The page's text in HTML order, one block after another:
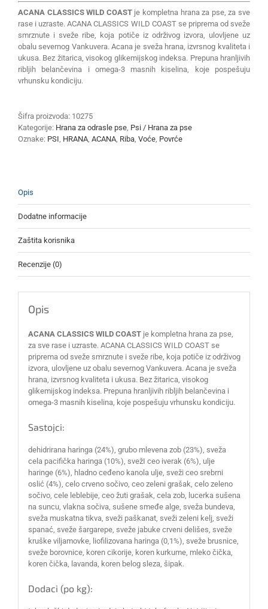
ACANA CLASSICS WILD COASTje kompletna hrana za pse, za sve
rase i uzraste. ACANA CLASSICS WILD COAST se priprema od sveže
smrznute i sveže ribe, koja potiče iz održivog izvora, ulovljene uz
obalu severnog Vankuvera. Acana je sveža hrana, izvrsnog kvaliteta i
ukusa. Bez žitarica, visokog glikemijskog indeksa. Prepuna hranljivih
ribljih belančevina i omega-3 masnih kiselina, koje pospešuju
vrhunsku kondiciju.
Šifra proizvoda: 10275
Kategorije: Hrana za odrasle pse Psi / Hrana za pse
Oznake: PSI HRANA ACANA Riba Voće Povrće
Opis
Dodatne informacije
Zaštita korisnika
Recenzije (0)
Opis
ACANA CLASSICS WILD COASTje kompletna hrana za pse,
za sve rase i uzraste. ACANA CLASSICS WILD COAST se
priprema od sveže smrznute i sveže ribe, koja potiče iz održivog
izvora, ulovljene uz obalu severnog Vankuvera. Acana je sveža
hrana, izvrsnog kvaliteta i ukusa. Bez žitarica, visokog
glikemijskog indeksa. Prepuna hranljivih ribljih belančevina i
omega-3 masnih kiselina, koje pospešuju vrhunsku kondiciju.
Sastojci:
dehidrirana haringa (24%), grubo mlevena zob (23%), sveža
cela pacifička haringa (10%), svežI ceo iverak (6%), ulje
haringe (6%), hladno ceđeno kanola ulje, sveži ceo srebrni
oslić (4%), celo crveno sočivo, ceo zeleni grašak, celo zeleno
sočivo, cele leblebije, ceo žuti grašak, cela zob, lucerka sušena
na suncu, vlakna sočiva, sušene smeđe alge, sveža bundeva,
sveža muskatna tikva, sveži paškanat, sveži zeleni kelj, sveži
spanać, sveže šargarepe, sveže jabuke crveni delišes, sveže
kruške viljamovke, liofilizovana haringa (0,1%), sveže brusnice,
sveže borovnice, koren cikorije, koren kurkume, mleko čička,
koren čička, lavanda, koren belog sleza, šipak.
Dodaci (po kg):